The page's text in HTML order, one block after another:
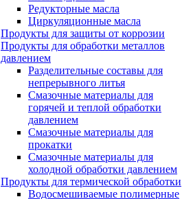
Редукторные масла
Циркуляционные масла
Продукты для защиты от коррозии
Продукты для обработки металлов
давлением
Разделительные составы для
непрерывного литья
Смазочные материалы для
горячей и теплой обработки
давлением
Смазочные материалы для
прокатки
Смазочные материалы для
холодной обработки давлением
Продукты для термической обработки
Водосмешиваемые полимерные